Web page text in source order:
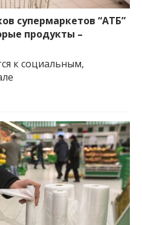
информацию о событиях
Запорожья и области.
супермаркетов “АТБ”
продукты –
к социальным,